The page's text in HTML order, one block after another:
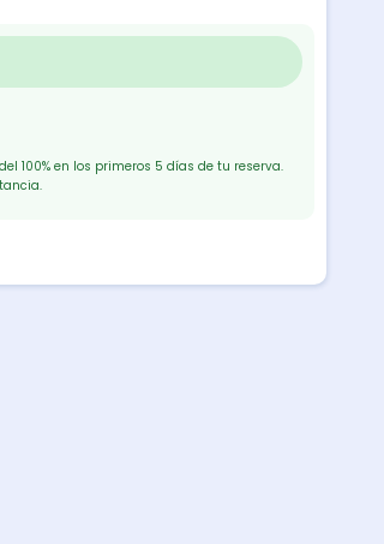
100% en los primeros 5 días de tu reserva.